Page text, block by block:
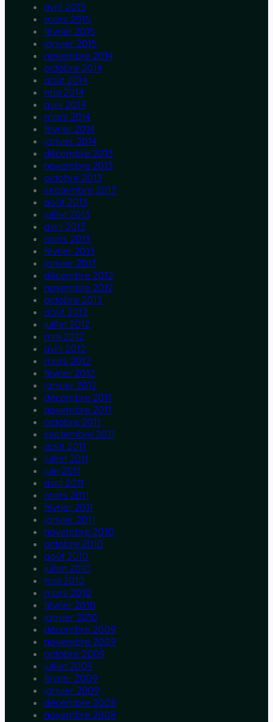
avril 2015
mars 2015
février 2015
janvier 2015
novembre 2014
octobre 2014
août 2014
mai 2014
avril 2014
mars 2014
février 2014
janvier 2014
décembre 2013
novembre 2013
octobre 2013
septembre 2013
août 2013
juillet 2013
avril 2013
mars 2013
février 2013
janvier 2013
décembre 2012
novembre 2012
octobre 2012
août 2012
juillet 2012
mai 2012
avril 2012
mars 2012
février 2012
janvier 2012
décembre 2011
novembre 2011
octobre 2011
septembre 2011
août 2011
juillet 2011
juin 2011
avril 2011
mars 2011
février 2011
janvier 2011
novembre 2010
octobre 2010
août 2010
juillet 2010
mai 2010
mars 2010
février 2010
janvier 2010
décembre 2009
novembre 2009
octobre 2009
juillet 2009
février 2009
janvier 2009
décembre 2008
novembre 2008